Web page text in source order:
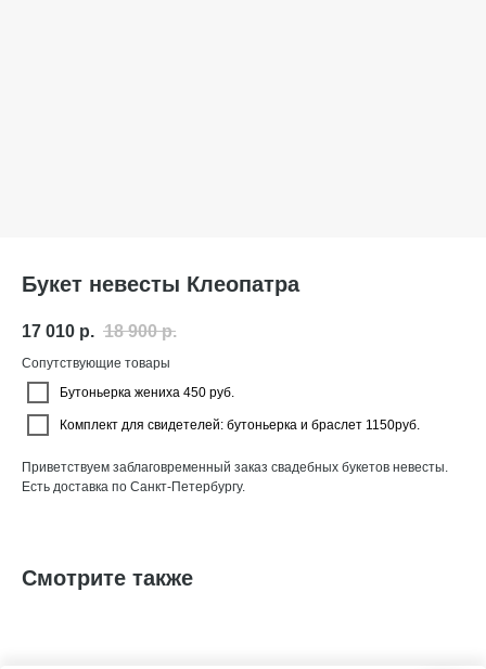
Букет невесты Клеопатра
17 010 р. 18 900 р.
Сопутствующие товары
Бутоньерка жениха 450 руб.
Комплект для свидетелей: бутоньерка и браслет 1150руб.
Приветствуем заблаговременный заказ свадебных букетов невесты.
Есть доставка по Санкт-Петербургу.
Смотрите также